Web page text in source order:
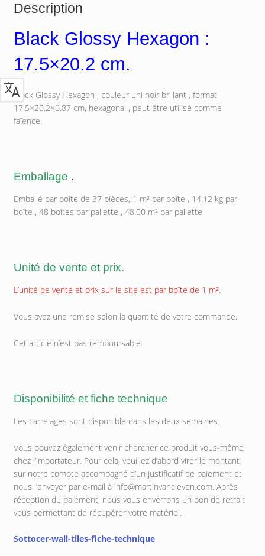
Description
Black Glossy Hexagon :
17.5×20.2 cm.
Black Glossy Hexagon , couleur uni noir brillant , format
17.5×20.2×0.87 cm, hexagonal , peut être utilisé comme
faïence.
Emballage .
Emballé par boîte de 37 pièces, 1 m² par boîte , 14.12 kg par
boîte , 48 boîtes par pallette , 48.00 m² par pallette.
Unité de vente et prix.
L’unité de vente et prix sur le site est par boîte de 1 m².
Vous avez une remise selon la quantité de votre commande.
Cet article n’est pas remboursable.
Disponibilité et fiche technique
Les carrelages sont disponible dans les deux semaines.
Vous pouvez également venir chercher ce produit vous-même
chez l’importateur. Pour cela, veuillez d’abord virer le montant
sur notre compte accompagné d’un justificatif de paiement et
nous l’envoyer par e-mail à info@martinvancleven.com. Après
réception du paiement, nous vous enverrons un bon de retrait
vous permettant de récupérer votre matériel.
Sottocer-wall-tiles-fiche-technique